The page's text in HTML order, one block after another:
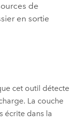
de
en sortie
cet outil détecte
La couche
écrite dans la